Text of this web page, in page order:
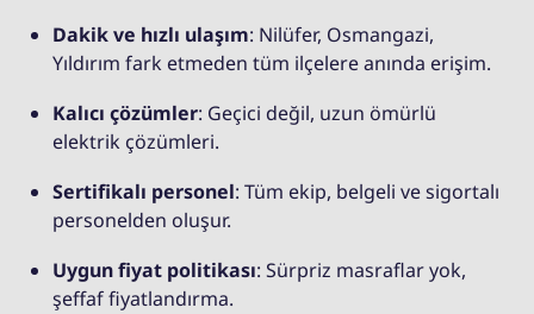
Dakik ve hızlı ulaşım: Nilüfer, Osmangazi,
Yıldırım fark etmeden tüm ilçelere anında erişim.
Kalıcı çözümler: Geçici değil, uzun ömürlü
elektrik çözümleri.
Sertifikalı personel: Tüm ekip, belgeli ve sigortalı
personelden oluşur.
Uygun fiyat politikası: Sürpriz masraflar yok,
şeffaf fiyatlandırma.